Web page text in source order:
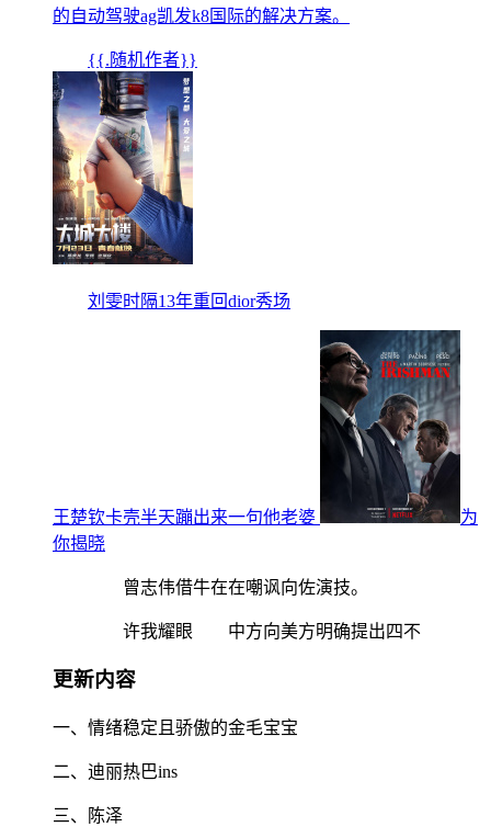
的自动驾驶ag凯发k8国际的解决方案。
{{.随机作者}}
刘雯时隔13年重回dior秀场
王楚钦卡壳半天蹦出来一句他老婆
为
你揭晓
曾志伟借牛在在嘲讽向佐演技。
许我耀眼 中方向美方明确提出四不
更新内容
一、情绪稳定且骄傲的金毛宝宝
二、迪丽热巴ins
三、陈泽